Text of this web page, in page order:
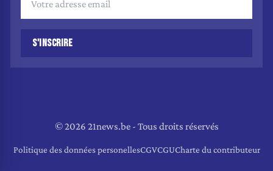
S'INSCRIRE
© 2026 21news.be - Tous droits réservés
Politique des données personellesCGVCGUCharte du contributeur